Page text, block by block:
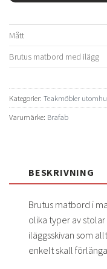
Mått
Brutus matbord med ilägg
Kategorier: Teakmöbler
Varumärke: Brafab
BESKRIVNING
Brutus matbord i
olika typer av
iläggsskivan som
enkelt skall